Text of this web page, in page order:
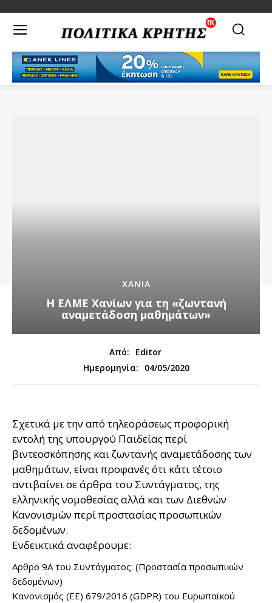
ΧΑΝΙΑ
Η ΕΛΜΕ Χανίων για τη «ζωντανή
αναμετάδοση μαθημάτων»
Από:
Editor
Ημερομηνία:
04/05/2020
Σχετικά με την από τηλεοράσεως προφορική
εντολή της υπουργού Παιδείας περί
βιντεοσκόπησης και ζωντανής αναμετάδοσης των
μαθημάτων, είναι προφανές ότι κάτι τέτοιο
αντιβαίνει σε άρθρα του Συντάγματος, της
ελληνικής νομοθεσίας αλλά και των Διεθνών
Κανονισμών περί προστασίας προσωπικών
δεδομένων.
Ενδεικτικά αναφέρουμε:
Αρθρο 9A του Συντάγματος: (Προστασία προσωπικών
δεδομένων)
Κανονισμός (ΕΕ) 679/2016 (GDPR) του Ευρωπαϊκού